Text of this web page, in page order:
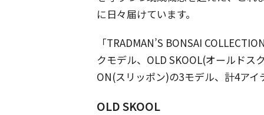
に日々届けています。
「TRADMAN’S BONSAI
クモデル、OLD SKOOL(オールドス
ON(スリッポン)の3モデル、計4アイ
OLD SKOOL